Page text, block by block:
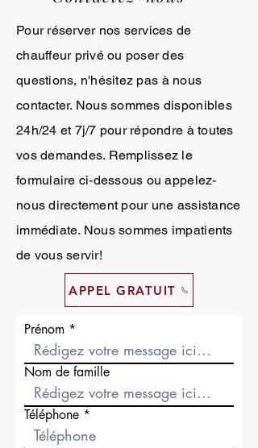
Pour réserver nos services de
chauffeur privé ou poser des
questions, n'hésitez pas à nous
contacter. Nous sommes disponibles
24h/24 et 7j/7 pour répondre à toutes
vos demandes. Remplissez le
formulaire ci-dessous ou appelez-
nous directement pour une assistance
immédiate. Nous sommes impatients
de vous servir!
APPEL GRATUIT
Prénom
Nom de famille
Téléphone